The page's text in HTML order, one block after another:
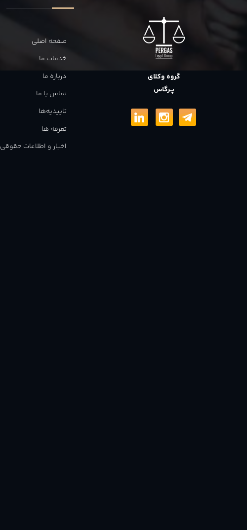
گروه وکلای
پــرگاس
صفحه اصلی
خدمات ما
درباره ما
تماس با ما
تاییدیه‌ها
تعرفه ها
اخبار و اطلاعات حقوقی